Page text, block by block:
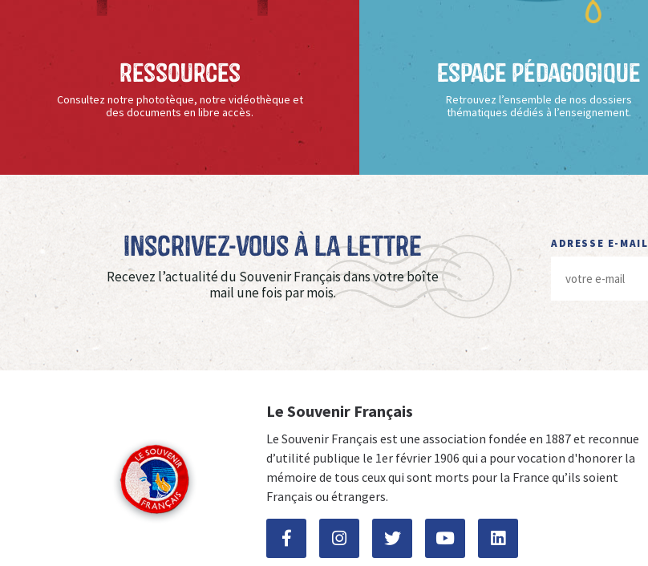
Ressources
Consultez notre phototèque, notre vidéothèque et
des documents en libre accès.
Espace Pédagogique
Retrouvez l’ensemble de nos dossiers
thématiques dédiés à l’enseignement.
Inscrivez-vous à La Lettre
Recevez l’actualité du Souvenir Français dans votre boîte
mail une fois par mois.
ADRESSE E-MAIL
Le Souvenir Français
Le Souvenir Français est une association fondée en 1887 et reconnue
d’utilité publique le 1er février 1906 qui a pour vocation d'honorer la
mémoire de tous ceux qui sont morts pour la France qu’ils soient
Français ou étrangers.